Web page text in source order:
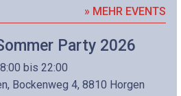
» MEHR EVENTS
Party 2026
bis 22:00
Bockenweg 4, 8810 Horgen